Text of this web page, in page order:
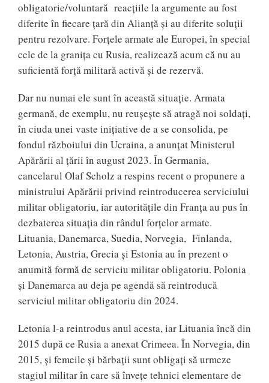
obligatorie/voluntară reacțiile la argumente au fost
diferite în fiecare țară din Alianță și au diferite soluții
pentru rezolvare. Forțele armate ale Europei, în special
cele de la granița cu Rusia, realizează acum că nu au
suficientă forță militară activă și de rezervă.
Dar nu numai ele sunt în această situație. Armata
germană, de exemplu, nu reușește să atragă noi soldați,
în ciuda unei vaste inițiative de a se consolida, pe
fondul războiului din Ucraina, a anunțat Ministerul
Apărării al țării în august 2023. În Germania,
cancelarul Olaf Scholz a respins recent o propunere a
ministrului Apărării privind reintroducerea serviciului
militar obligatoriu, iar autoritățile din Franța au pus în
dezbaterea situația din rândul forțelor armate.
Lituania, Danemarca, Suedia, Norvegia, Finlanda,
Letonia, Austria, Grecia și Estonia au în prezent o
anumită formă de serviciu militar obligatoriu. Polonia
și Danemarca au deja pe agendă să reintroducă
serviciul militar obligatoriu din 2024.
Letonia l-a reintrodus anul acesta, iar Lituania încă din
2015 după ce Rusia a anexat Crimeea. În Norvegia, din
2015, și femeile și bărbații sunt obligați să urmeze
stagiul militar în care să învețe tehnici elementare de